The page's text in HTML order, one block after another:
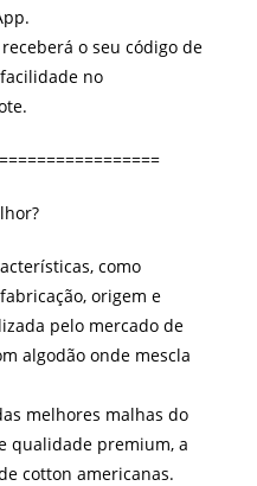
o seu código de
no
como
origem e
pelo mercado de
algodão onde mescla
melhores malhas do
qualidade premium, a
cotton americanas.